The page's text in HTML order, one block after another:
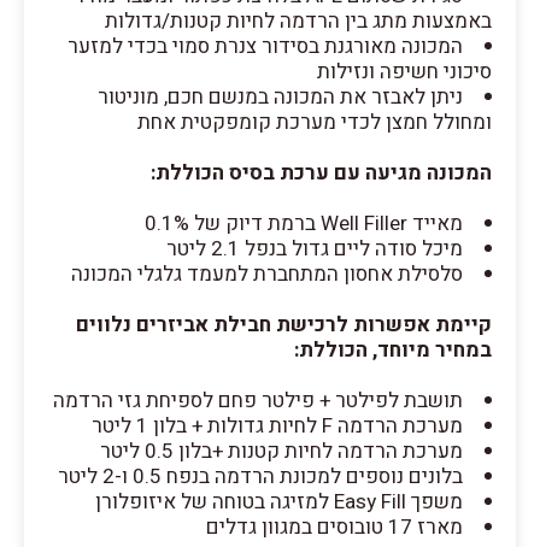
באמצעות מתג בין הרדמה לחיות קטנות/גדולות
המכונה מאורגנת בסידור צנרת סמוי בכדי למזער
סיכוני חשיפה ונזילות
ניתן לאבזר את המכונה במנשם חכם, מוניטור
ומחולל חמצן לכדי מערכת קומפקטית אחת
המכונה מגיעה עם ערכת בסיס הכוללת:
מאייד Well Filler ברמת דיוק של 0.1%
מיכל סודה ליים גדול בנפל 2.1 ליטר
סלסילת אחסון המתחברת למעמד גלגלי המכונה
קיימת אפשרות לרכישת חבילת אביזרים נלווים
במחיר מיוחד, הכוללת:
תושבת לפילטר + פילטר פחם לספיחת גזי הרדמה
מערכת הרדמה F לחיות גדולות + בלון 1 ליטר
מערכת הרדמה לחיות קטנות +בלון 0.5 ליטר
בלונים נוספים למכונת הרדמה בנפח 0.5 ו-2 ליטר
משפך Easy Fill למזיגה בטוחה של איזופלורן
מארז 17 טובוסים במגוון גדלים